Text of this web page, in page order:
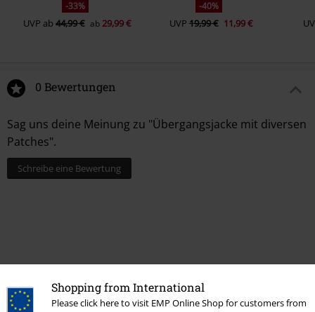
Shopping from International
Please click here to visit EMP Online Shop for customers from
-33%
UVP ab44,99 € ab 29,99 €
-40%
UVP 19,99 € 11,99 €
0 Bewertungen
Sag uns deine Meinung zu "Übergangsjacke mit diversen
Patches".
Schreibe eine Bewertung